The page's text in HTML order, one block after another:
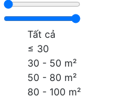
Tất cả
≤ 30
30 - 50 m²
50 - 80 m²
80 - 100 m²